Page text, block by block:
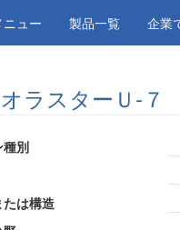
ニュー 製品一覧 企業
ラスターＵ-７
種別
は構造